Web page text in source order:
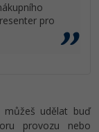
pro
udělat buď
provozu nebo